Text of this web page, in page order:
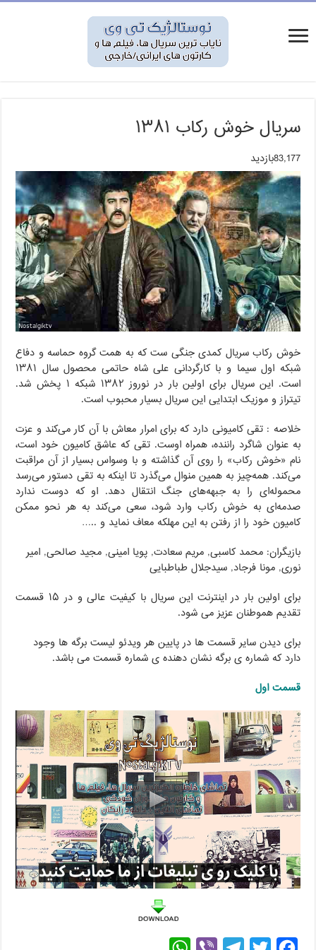
سریال خوش رکاب ۱۳۸۱
83,177بازدید
خوش رکاب سریال کمدی جنگی ست که به همت گروه حماسه و دفاع
شبکه اول سیما و با کارگردانی علی شاه حاتمی محصول سال ۱۳۸۱
است. این سریال برای اولین بار در نوروز ۱۳۸۲ شبکه ۱ پخش شد.
تیتراز و موزیک ابتدایی این سریال بسیار محبوب است.
خلاصه : تقی کامیونی دارد که برای امرار معاش با آن کار می‌کند و عزت
به عنوان شاگرد راننده، همراه اوست. تقی که عاشق کامیون خود است،
نام «خوش رکاب» را روی آن گذاشته و با وسواس بسیار از آن مراقبت
می‌کند. همه‌چیز به همین منوال می‌گذرد تا اینکه به تقی دستور می‌رسد
محموله‌ای را به جبهه‌های جنگ انتقال دهد. او که دوست ندارد
صدمه‌ای به خوش رکاب وارد شود، سعی می‌کند به هر نحو ممکن
کامیون خود را از رفتن به این مهلکه معاف نماید و ..…
بازیگران: محمد کاسبی, مریم سعادت, پویا امینی, مجید صالحی, امیر
نوری, مونا فرجاد, سیدجلال طباطبایی
برای اولین بار در اینترنت این سریال با کیفیت عالی و در ۱۵ قسمت
تقدیم هموطنان عزیز می شود.
برای دیدن سایر قسمت ها در پایین هر ویدئو لیست برگه ها وجود
دارد که شماره ی برگه نشان دهنده ی شماره قسمت می باشد.
قسمت اول